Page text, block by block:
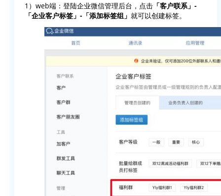
1）web端：登陆企业微信管理后台，点击 「客户联系」-
「企业客户标签」-「添加标签组」 就可以创建标签。